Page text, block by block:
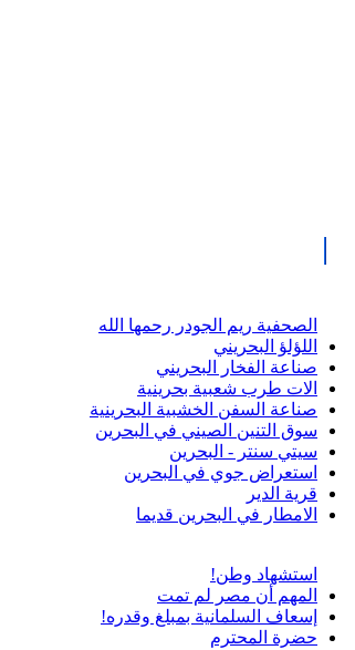
الصحفية ريم الجودر رحمها الله
اللؤلؤ البحريني
صناعة الفخار البحريني
الات طرب شعبية بحرينية
صناعة السفن الخشبية البحرينية
سوق التنين الصيني في البحرين
سيتي سنتر - البحرين
استعراض جوي في البحرين
قرية الدير
الامطار في البحرين قديما
استشهاد وطن!
المهم أن مصر لم تمت
إسعاف السلمانية بمبلغ وقدره!
حضرة المحترم